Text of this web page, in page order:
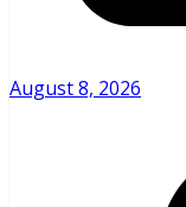
August 8, 2026